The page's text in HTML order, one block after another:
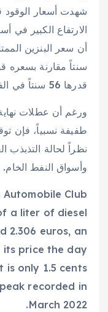
شهدت أسعار الوقود
الارتفاع الكبير في
سنتاً مقارنة بسعره
قدرها 56 سنتاً في الفترة نفسها.
ورغم أن عطلات
طفيفة نسبياً، فإن
نظراً لحالة التذبذب
وأسواق النفط الخام.
Club
a liter of diesel
2.306 euros, an
its price the day
is only 1.5 cents
recorded in
March 2022.